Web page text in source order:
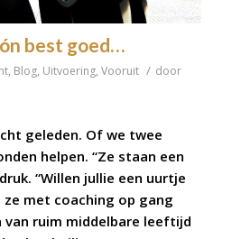
best goed…
, Blog, Uitvoering, Vooruit / door
geleden. Of we twee
helpen. “Ze staan een
“Willen jullie een uurtje
met coaching op gang
van ruim middelbare leeftijd